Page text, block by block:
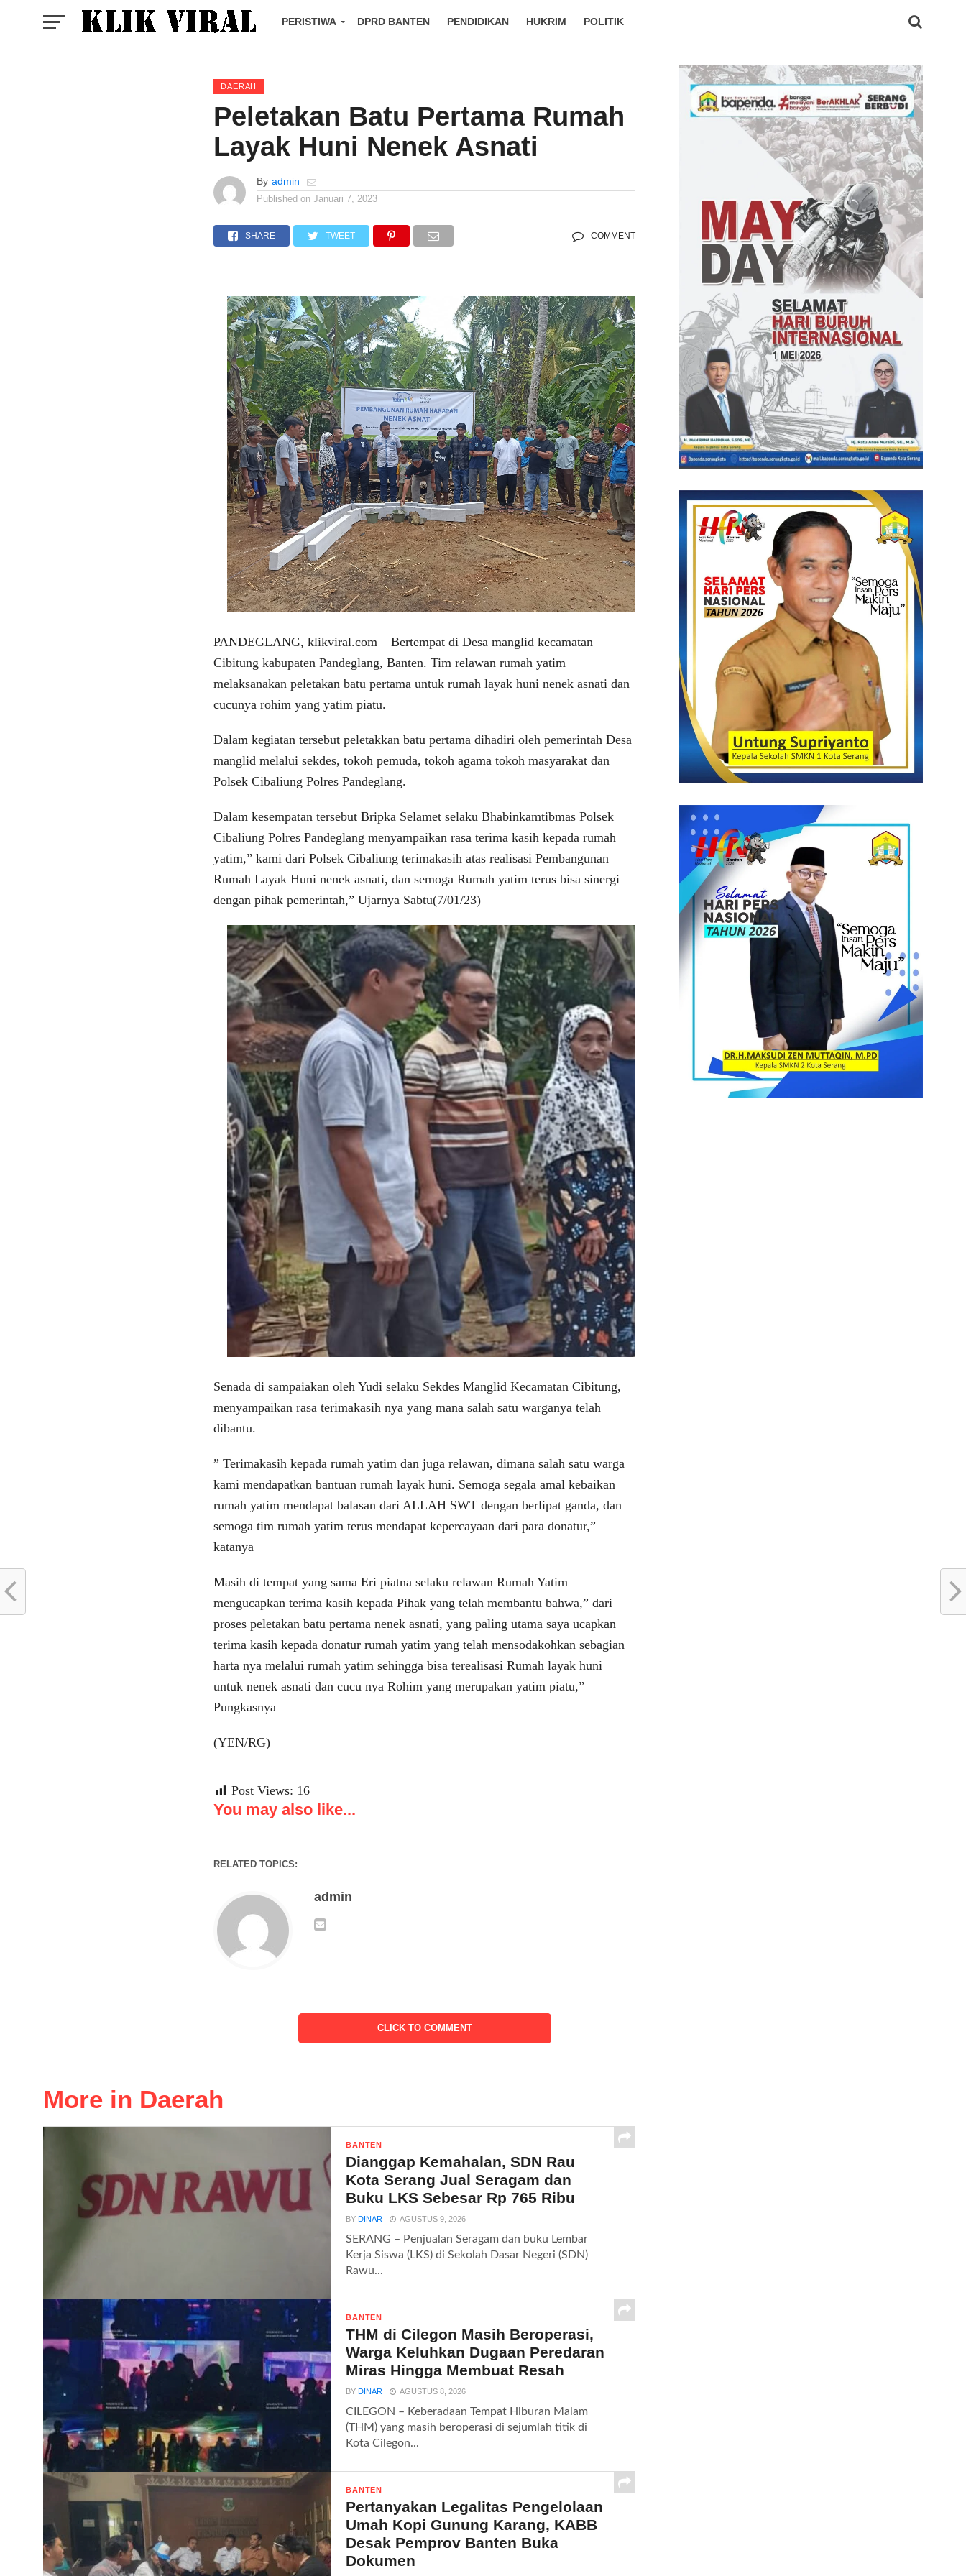
PERISTIWA DPRD BANTEN PENDIDIKAN HUKRIM POLITIK
DAERAH
Peletakan Batu Pertama Rumah
Layak Huni Nenek Asnati
By admin
Published on Januari 7, 2023
SHARE TWEET COMMENT
PANDEGLANG, klikviral.com – Bertempat di Desa manglid kecamatan
Cibitung kabupaten Pandeglang, Banten. Tim relawan rumah yatim
melaksanakan peletakan batu pertama untuk rumah layak huni nenek asnati dan
cucunya rohim yang yatim piatu.
Dalam kegiatan tersebut peletakkan batu pertama dihadiri oleh pemerintah Desa
manglid melalui sekdes, tokoh pemuda, tokoh agama tokoh masyarakat dan
Polsek Cibaliung Polres Pandeglang.
Dalam kesempatan tersebut Bripka Selamet selaku Bhabinkamtibmas Polsek
Cibaliung Polres Pandeglang menyampaikan rasa terima kasih kepada rumah
yatim,” kami dari Polsek Cibaliung terimakasih atas realisasi Pembangunan
Rumah Layak Huni nenek asnati, dan semoga Rumah yatim terus bisa sinergi
dengan pihak pemerintah,” Ujarnya Sabtu(7/01/23)
Senada di sampaiakan oleh Yudi selaku Sekdes Manglid Kecamatan Cibitung,
menyampaikan rasa terimakasih nya yang mana salah satu warganya telah
dibantu.
” Terimakasih kepada rumah yatim dan juga relawan, dimana salah satu warga
kami mendapatkan bantuan rumah layak huni. Semoga segala amal kebaikan
rumah yatim mendapat balasan dari ALLAH SWT dengan berlipat ganda, dan
semoga tim rumah yatim terus mendapat kepercayaan dari para donatur,”
katanya
Masih di tempat yang sama Eri piatna selaku relawan Rumah Yatim
mengucapkan terima kasih kepada Pihak yang telah membantu bahwa,” dari
proses peletakan batu pertama nenek asnati, yang paling utama saya ucapkan
terima kasih kepada donatur rumah yatim yang telah mensodakohkan sebagian
harta nya melalui rumah yatim sehingga bisa terealisasi Rumah layak huni
untuk nenek asnati dan cucu nya Rohim yang merupakan yatim piatu,”
Pungkasnya
(YEN/RG)
Post Views: 16
You may also like...
RELATED TOPICS:
admin
CLICK TO COMMENT
More in Daerah
BANTEN
Dianggap Kemahalan, SDN Rau
Kota Serang Jual Seragam dan
Buku LKS Sebesar Rp 765 Ribu
BY DINAR AGUSTUS 9, 2026
SERANG – Penjualan Seragam dan buku Lembar
Kerja Siswa (LKS) di Sekolah Dasar Negeri (SDN)
Rawu...
BANTEN
THM di Cilegon Masih Beroperasi,
Warga Keluhkan Dugaan Peredaran
Miras Hingga Membuat Resah
BY DINAR AGUSTUS 8, 2026
CILEGON – Keberadaan Tempat Hiburan Malam
(THM) yang masih beroperasi di sejumlah titik di
Kota Cilegon...
BANTEN
Pertanyakan Legalitas Pengelolaan
Umah Kopi Gunung Karang, KABB
Desak Pemprov Banten Buka
Dokumen